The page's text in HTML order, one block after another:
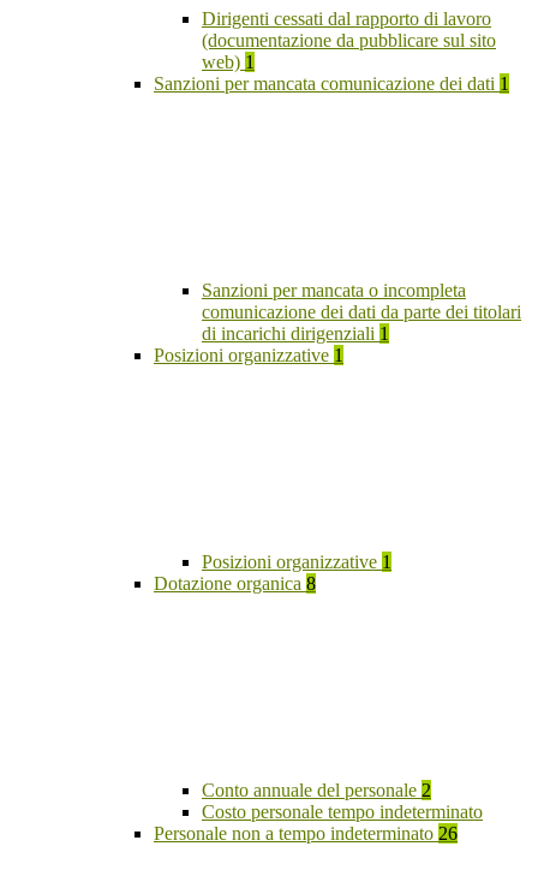
Dirigenti cessati dal rapporto di lavoro
(documentazione da pubblicare sul sito
web) 1
Sanzioni per mancata comunicazione dei dati 1
Sanzioni per mancata o incompleta
comunicazione dei dati da parte dei titolari
di incarichi dirigenziali 1
Posizioni organizzative 1
Posizioni organizzative 1
Dotazione organica 8
Conto annuale del personale 2
Costo personale tempo indeterminato
Personale non a tempo indeterminato 26